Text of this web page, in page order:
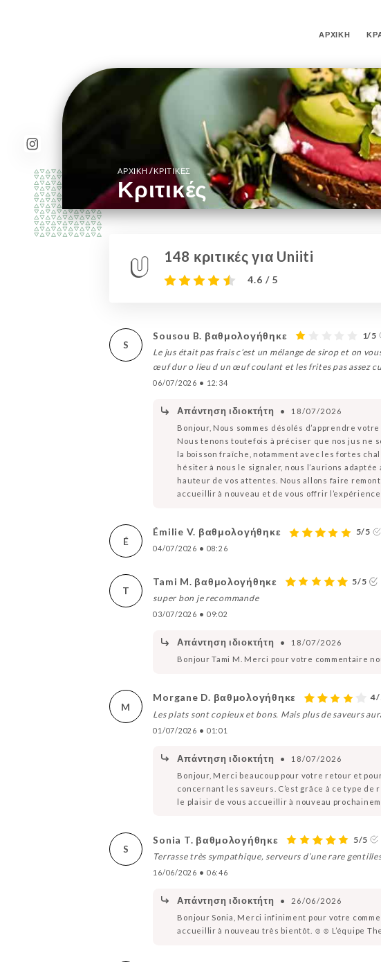
ΑΡΧΙΚΉ
ΑΡΧΙΚΉ/ΚΡΙΤΙΚΈΣ
Κριτικές
148 κριτικές για Uniiti
4.6 / 5
S
Sousou B. βαθμολογήθηκε
1/5
Le jus était pas frais c’est un mélange de sirop et on
œuf dur o lieu d un œuf coulant et les frites pas assez
06/07/2026 • 12:34
Απάντηση ιδιοκτήτη •
18/07/2026
Bonjour, Nous sommes désolés d’apprendre
Nous tenons toutefois à préciser que nos jus ne
la boisson fraîche, notamment avec les fortes
hésiter à nous le signaler, nous l’aurions
hauteur de vos attentes. Nous allons faire
accueillir à nouveau et de vous offrir
É
Émilie V. βαθμολογήθηκε 5/5
04/07/2026 • 08:26
T
Tami M. βαθμολογήθηκε
5/5
super bon je recommande
03/07/2026 • 09:02
Απάντηση ιδιοκτήτη •
18/07/2026
Bonjour Tami M. Merci pour votre commentaire
M
Morgane D. βαθμολογήθηκε
4/
Les plats sont copieux et bons. Mais plus de saveurs
01/07/2026 • 01:01
Απάντηση ιδιοκτήτη •
18/07/2026
Bonjour, Merci beaucoup pour votre retour et
concernant les saveurs. C’est grâce à ce type
le plaisir de vous accueillir à nouveau
S
Sonia T. βαθμολογήθηκε
5/5
Terrasse très sympathique, serveurs d’une rare
16/06/2026 • 06:46
Απάντηση ιδιοκτήτη •
26/06/2026
Bonjour Sonia, Merci infiniment pour votre
accueillir à nouveau très bientôt. ☺️☺️ L’équipe